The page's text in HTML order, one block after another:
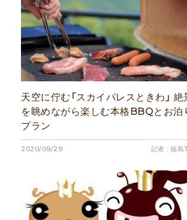
天空に佇む「スカイパレスときわ」 絶
を眺めながら楽しむ本格BBQとお泊
プラン
2020/09/29 記者 : 福島